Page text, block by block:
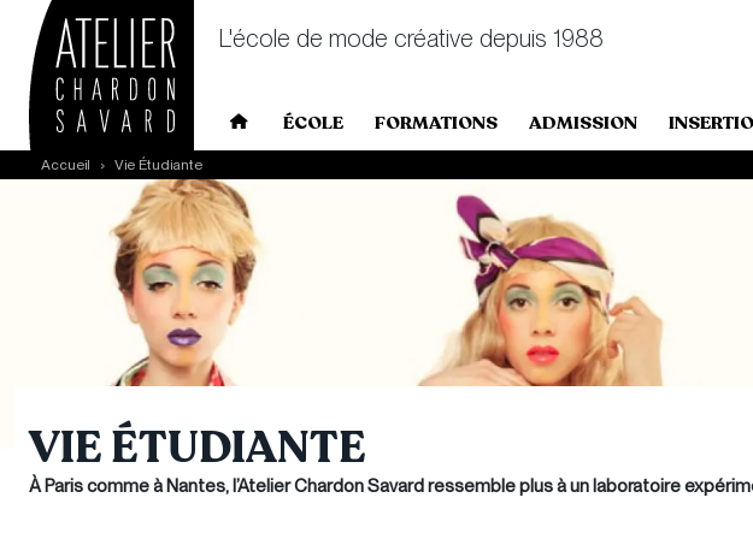
Skip to main content
L'école de mode créative depuis 1988
Main navigation
ÉCOLE FORMATIONS ADMISSION
Accueil Vie Étudiante
VIE ÉTUDIANTE
À Paris comme à Nantes, l’Atelier Chardon Savard ressemble plus à un laboratoire